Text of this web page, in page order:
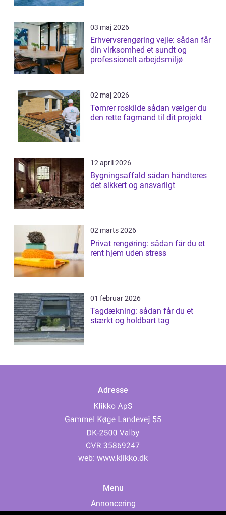
03 maj 2026
Erhvervsrengøring vejle: sådan får
din virksomhed et sundt og
professionelt arbejdsmiljø
02 maj 2026
Tømrer roskilde sådan vælger du
den rette fagmand til dit projekt
12 april 2026
Bygningsaffald sådan håndteres
det sikkert og ansvarligt
02 marts 2026
Privat rengøring: sådan får du et
rent hjem uden stress
01 februar 2026
Tagdækning: sådan får du et
stærkt og holdbart tag
Adresse
web: www.klikko.dk
Menu
Annoncering